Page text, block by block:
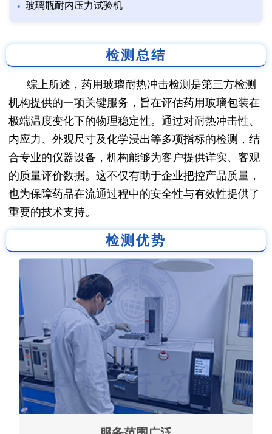
玻璃瓶耐内压力试验机
检测总结
综上所述，药用玻璃耐热冲击检测是第三方检测
机构提供的一项关键服务，旨在评估药用玻璃包装在
极端温度变化下的物理稳定性。通过对耐热冲击性、
内应力、外观尺寸及化学浸出等多项指标的检测，结
合专业的仪器设备，机构能够为客户提供详实、客观
的质量评价数据。这不仅有助于企业把控产品质量，
也为保障药品在流通过程中的安全性与有效性提供了
重要的技术支持。
检测优势